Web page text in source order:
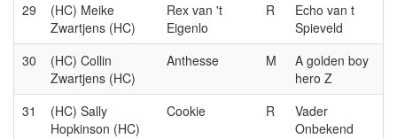
29
(HC) Meike
Zwartjens (HC)
Rex van 't
Eigenlo
R
Echo van t
Spieveld
30
(HC) Collin
Zwartjens (HC)
Anthesse M
A golden boy
hero Z
31
(HC) Sally
Hopkinson (HC)
Cookie R
Vader
Onbekend